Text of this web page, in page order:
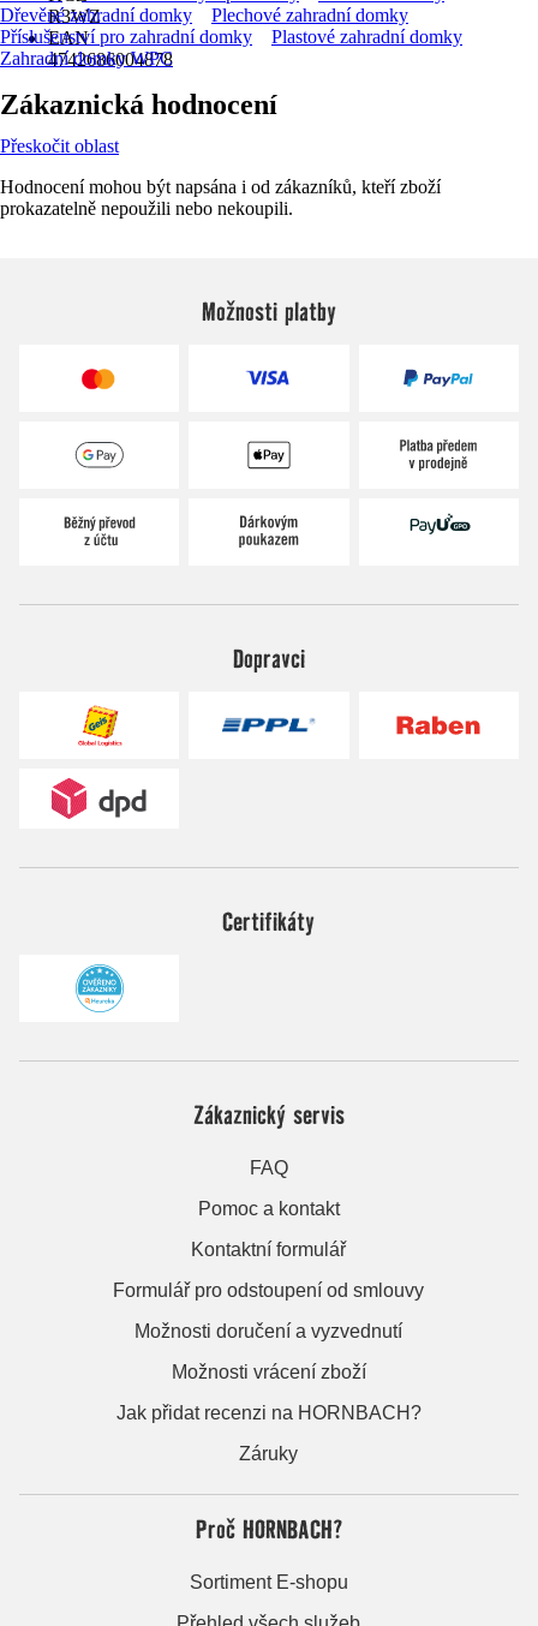
R3WZ
EAN
4742686004878
Dřevěné zahradní domky
Plechové zahradní domky
Příslušenství pro zahradní domky
Plastové zahradní domky
Zahradní domky WPC
Zákaznická hodnocení
Přeskočit oblast
Hodnocení mohou být napsána i od zákazníků, kteří zboží
prokazatelně nepoužili nebo nekoupili.
Možnosti platby
Dopravci
Certifikáty
Zákaznický servis
FAQ
Pomoc a kontakt
Kontaktní formulář
Formulář pro odstoupení od smlouvy
Možnosti doručení a vyzvednutí
Možnosti vrácení zboží
Jak přidat recenzi na HORNBACH?
Záruky
Proč HORNBACH?
Sortiment E-shopu